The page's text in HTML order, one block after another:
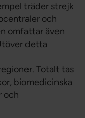
träder strejk
och
omfattar även
detta
Totalt tas
biomedicinska
och